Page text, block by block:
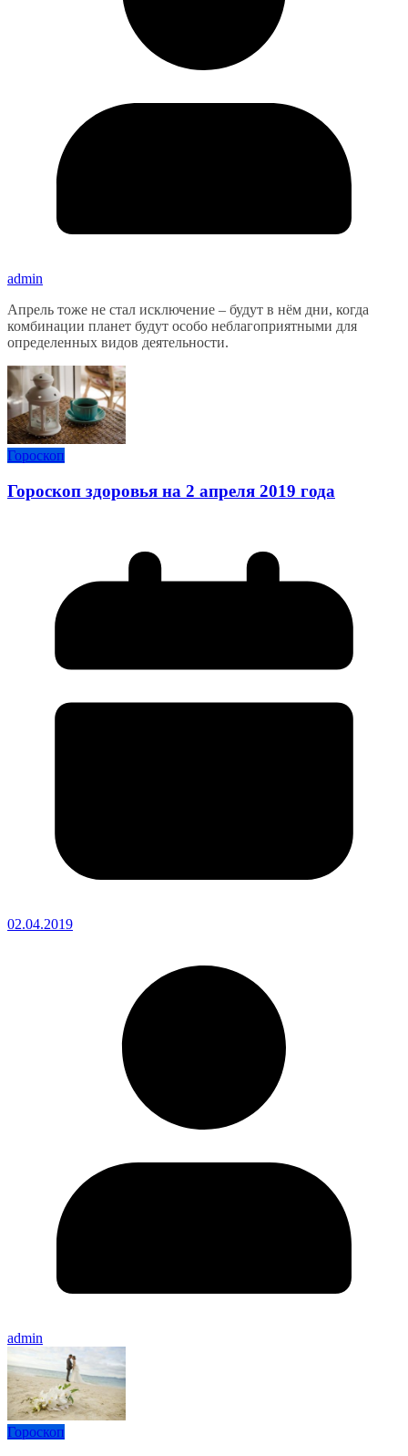
admin
Апрель тоже не стал исключение – будут в нём дни, когда
комбинации планет будут особо неблагоприятными для
определенных видов деятельности.
Гороскоп
Гороскоп здоровья на 2 апреля 2019 года
02.04.2019
admin
Гороскоп